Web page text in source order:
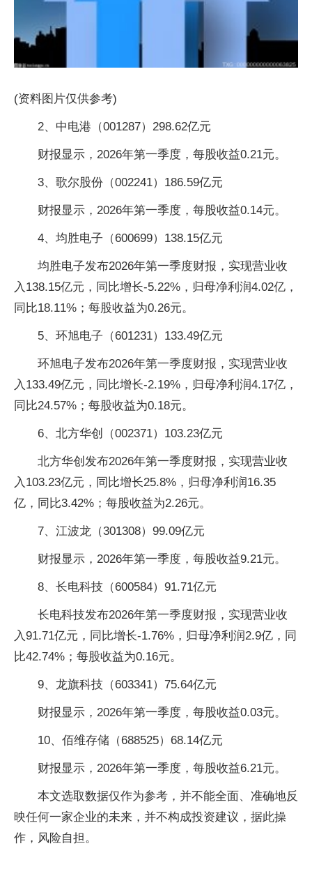
(资料图片仅供参考)
2、中电港（001287）298.62亿元
财报显示，2026年第一季度，每股收益0.21元。
3、歌尔股份（002241）186.59亿元
财报显示，2026年第一季度，每股收益0.14元。
4、均胜电子（600699）138.15亿元
均胜电子发布2026年第一季度财报，实现营业收
入138.15亿元，同比增长-5.22%，归母净利润4.02亿，
同比18.11%；每股收益为0.26元。
5、环旭电子（601231）133.49亿元
环旭电子发布2026年第一季度财报，实现营业收
入133.49亿元，同比增长-2.19%，归母净利润4.17亿，
同比24.57%；每股收益为0.18元。
6、北方华创（002371）103.23亿元
北方华创发布2026年第一季度财报，实现营业收
入103.23亿元，同比增长25.8%，归母净利润16.35
亿，同比3.42%；每股收益为2.26元。
7、江波龙（301308）99.09亿元
财报显示，2026年第一季度，每股收益9.21元。
8、长电科技（600584）91.71亿元
长电科技发布2026年第一季度财报，实现营业收
入91.71亿元，同比增长-1.76%，归母净利润2.9亿，同
比42.74%；每股收益为0.16元。
9、龙旗科技（603341）75.64亿元
财报显示，2026年第一季度，每股收益0.03元。
10、佰维存储（688525）68.14亿元
财报显示，2026年第一季度，每股收益6.21元。
本文选取数据仅作为参考，并不能全面、准确地反
映任何一家企业的未来，并不构成投资建议，据此操
作，风险自担。